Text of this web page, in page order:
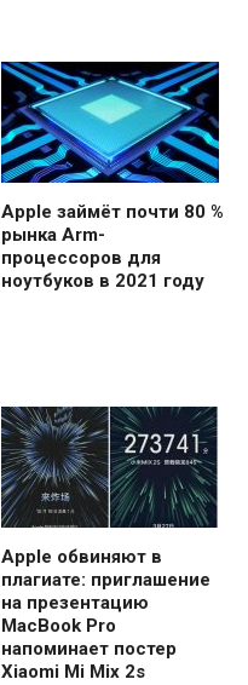
Apple займёт почти 80 %
рынка Arm-
процессоров для
ноутбуков в 2021 году
Apple обвиняют в
плагиате: приглашение
на презентацию
MacBook Pro
напоминает постер
Xiaomi Mi Mix 2s